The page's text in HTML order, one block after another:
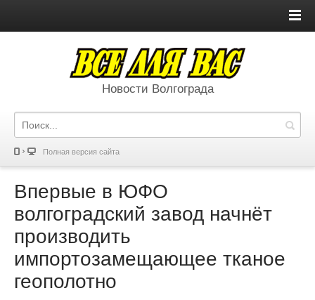
Новости Волгограда
Полная версия сайта
Впервые в ЮФО
волгоградский завод начнёт
производить
импортозамещающее тканое
геополотно